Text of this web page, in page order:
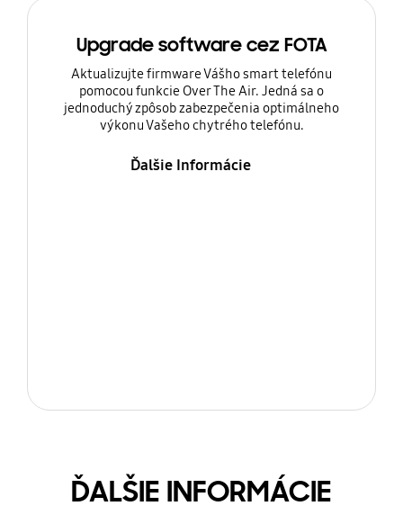
Upgrade software cez FOTA
Aktualizujte firmware Vášho smart telefónu
pomocou funkcie Over The Air. Jedná sa o
jednoduchý zpôsob zabezpečenia optimálneho
výkonu Vašeho chytrého telefónu.
Ďalšie Informácie
ĎALŠIE INFORMÁCIE